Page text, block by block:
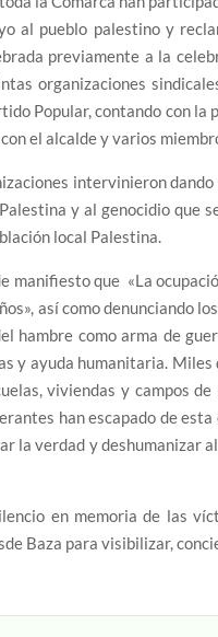
al pueblo palestino y
previamente a la
organizaciones
Popular, contando con
el alcalde y varios
intervinieron
y al genocidio que
local Palestina.
manifiesto que «La
así como denunciando
hambre como arma de
y ayuda humanitaria.
viviendas y campos
han escapado de
la verdad y deshumanizar
en memoria de las
Baza para visibilizar,